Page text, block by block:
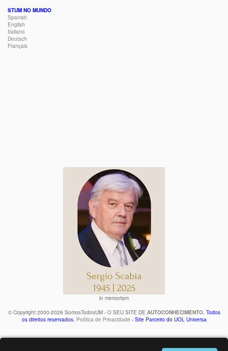
STUM NO MUNDO
Spanish
English
Italiano
Deutsch
Français
in memoriam
© Copyright 2000-2026 SomosTodosUM - O SEU SITE DE AUTOCONHECIMENTO. Todos
os direitos reservados. Política de Privacidade - Site Parceiro do UOL Universa